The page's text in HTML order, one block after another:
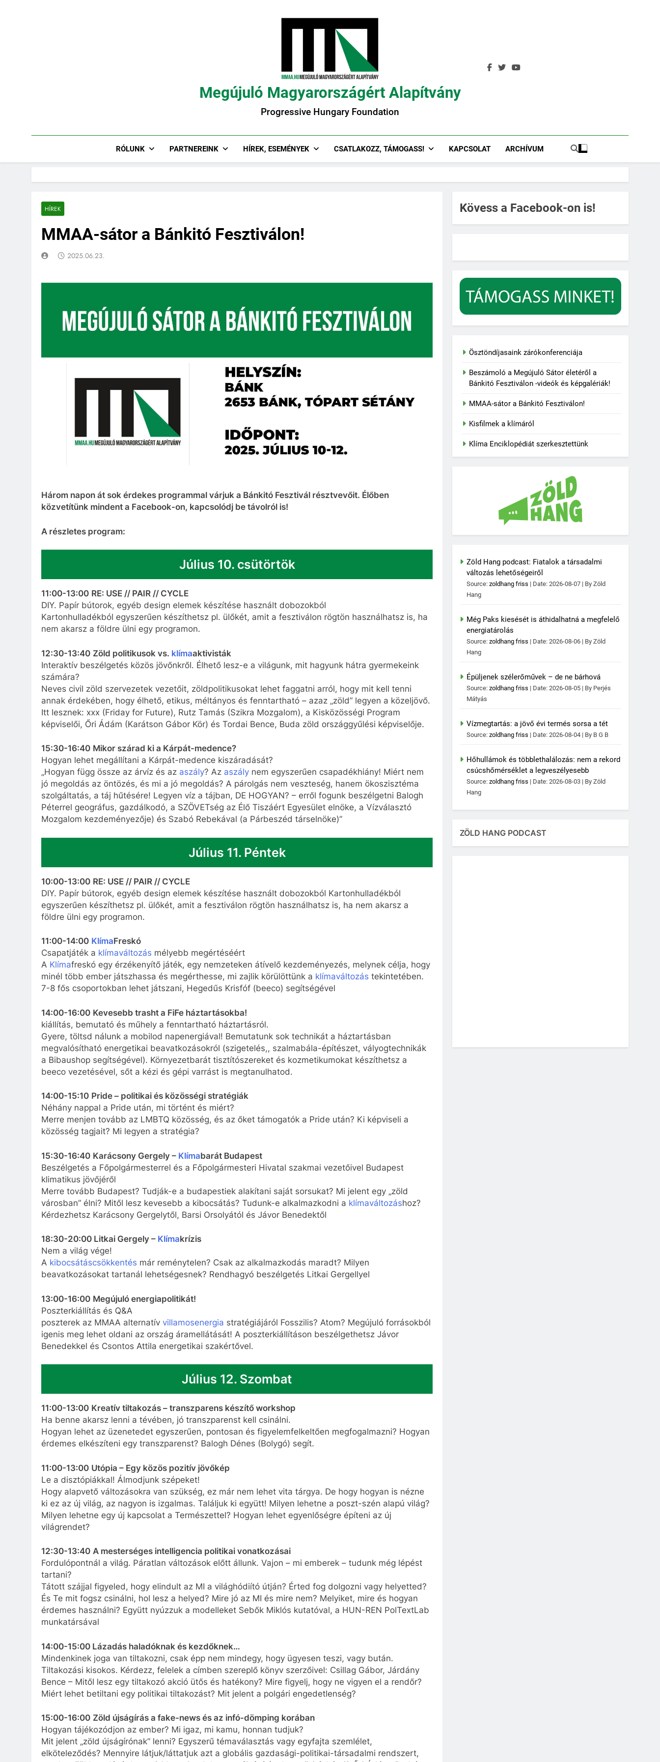
Megújuló Magyarországért Alapítvány
Progressive Hungary Foundation
RÓLUNK PARTNEREINK HÍREK, ESEMÉNYEK CSATLAKOZZ, TÁMOGASS! KAPCSOLAT ARCHÍVUM
HÍREK
MMAA-sátor a Bánkitó Fesztiválon!
2025.06.23.
Három napon át sok érdekes programmal várjuk a Bánkitó Fesztivál résztvevőit. Élőben
közvetítünk mindent a Facebook-on, kapcsolódj be távolról is!
A részletes program:
Július 10. csütörtök
11:00-13:00 RE: USE // PAIR // CYCLE
DIY. Papír bútorok, egyéb design elemek készítése használt dobozokból
Kartonhulladékból egyszerűen készíthetsz pl. ülőkét, amit a fesztiválon rögtön használhatsz is, ha
nem akarsz a földre ülni egy programon.
12:30-13:40 Zöld politikusok vs. klímaaktivisták
Interaktív beszélgetés közös jövőnkről. Élhető lesz-e a világunk, mit hagyunk hátra gyermekeink
számára?
Neves civil zöld szervezetek vezetőit, zöldpolitikusokat lehet faggatni arról, hogy mit kell tenni
annak érdekében, hogy élhető, etikus, méltányos és fenntartható – azaz „zöld” legyen a közeljövő.
Itt lesznek: xxx (Friday for Future), Rutz Tamás (Szikra Mozgalom), a Kisközösségi Program
képviselői, Őri Ádám (Karátson Gábor Kör) és Tordai Bence, Buda zöld országgyűlési képviselője.
15:30-16:40 Mikor szárad ki a Kárpát-medence?
Hogyan lehet megállítani a Kárpát-medence kiszáradását?
„Hogyan függ össze az árvíz és az aszály? Az aszály nem egyszerűen csapadékhiány! Miért nem
jó megoldás az öntözés, és mi a jó megoldás? A párolgás nem veszteség, hanem ökoszisztéma
szolgáltatás, a táj hűtésére! Legyen víz a tájban, DE HOGYAN? – erről fogunk beszélgetni Balogh
Péterrel geográfus, gazdálkodó, a SZÖVETség az Élő Tiszáért Egyesület elnöke, a Vízválasztó
Mozgalom kezdeményezője) és Szabó Rebekával (a Párbeszéd társelnöke)”
Július 11. Péntek
10:00-13:00 RE: USE // PAIR // CYCLE
DIY. Papír bútorok, egyéb design elemek készítése használt dobozokból Kartonhulladékból
egyszerűen készíthetsz pl. ülőkét, amit a fesztiválon rögtön használhatsz is, ha nem akarsz a
földre ülni egy programon.
11:00-14:00 KlímaFreskó
Csapatjáték a klímaváltozás mélyebb megértéséért
A Klímafreskó egy érzékenyítő játék, egy nemzeteken átívelő kezdeményezés, melynek célja, hogy
minél több ember játszhassa és megérthesse, mi zajlik körülöttünk a klímaváltozás tekintetében.
7-8 fős csoportokban lehet játszani, Hegedűs Krisfóf (beeco) segítségével
14:00-16:00 Kevesebb trasht a FiFe háztartásokba!
kiállítás, bemutató és műhely a fenntartható háztartásról.
Gyere, töltsd nálunk a mobilod napenergiával! Bemutatunk sok technikát a háztartásban
megvalósítható energetikai beavatkozásokról (szigetelés,, szalmabála-építészet, vályogtechnikák
a Bibaushop segítségével). Környezetbarát tisztítószereket és kozmetikumokat készíthetsz a
beeco vezetésével, sőt a kézi és gépi varrást is megtanulhatod.
14:00-15:10 Pride – politikai és közösségi stratégiák
Néhány nappal a Pride után, mi történt és miért?
Merre menjen tovább az LMBTQ közösség, és az őket támogatók a Pride után? Ki képviseli a
közösség tagjait? Mi legyen a stratégia?
15:30-16:40 Karácsony Gergely – Klímabarát Budapest
Beszélgetés a Főpolgármesterrel és a Főpolgármesteri Hivatal szakmai vezetőivel Budapest
klimatikus jövőjéről
Merre tovább Budapest? Tudják-e a budapestiek alakítani saját sorsukat? Mi jelent egy „zöld
városban” élni? Mitől lesz kevesebb a kibocsátás? Tudunk-e alkalmazkodni a klímaváltozáshoz?
Kérdezhetsz Karácsony Gergelytől, Barsi Orsolyától és Jávor Benedektől
18:30-20:00 Litkai Gergely – Klímakrízis
Nem a világ vége!
A kibocsátáscsökkentés már reménytelen? Csak az alkalmazkodás maradt? Milyen
beavatkozásokat tartanál lehetségesnek? Rendhagyó beszélgetés Litkai Gergellyel
13:00-16:00 Megújuló energiapolitikát!
Poszterkiállítás és Q&A
poszterek az MMAA alternatív villamosenergia stratégiájáról Fosszilis? Atom? Megújuló forrásokból
igenis meg lehet oldani az ország áramellátását! A poszterkiállításon beszélgethetsz Jávor
Benedekkel és Csontos Attila energetikai szakértővel.
Július 12. Szombat
11:00-13:00 Kreatív tiltakozás – transzparens készítő workshop
Ha benne akarsz lenni a tévében, jó transzparenst kell csinálni.
Hogyan lehet az üzenetedet egyszerűen, pontosan és figyelemfelkeltően megfogalmazni? Hogyan
érdemes elkészíteni egy transzparenst? Balogh Dénes (Bolygó) segít.
11:00-13:00 Utópia – Egy közös pozitív jövőkép
Le a disztópiákkal! Álmodjunk szépeket!
Hogy alapvető változásokra van szükség, ez már nem lehet vita tárgya. De hogy hogyan is nézne
ki ez az új világ, az nagyon is izgalmas. Találjuk ki együtt! Milyen lehetne a poszt-szén alapú világ?
Milyen lehetne egy új kapcsolat a Természettel? Hogyan lehet egyenlőségre építeni az új
világrendet?
12:30-13:40 A mesterséges intelligencia politikai vonatkozásai
Fordulópontnál a világ. Páratlan változások előtt állunk. Vajon – mi emberek – tudunk még lépést
tartani?
Tátott szájjal figyeled, hogy elindult az MI a világhódiító útján? Érted fog dolgozni vagy helyetted?
És Te mit fogsz csinálni, hol lesz a helyed? Mire jó az MI és mire nem? Melyiket, mire és hogyan
érdemes használni? Együtt nyúzzuk a modelleket Sebők Miklós kutatóval, a HUN-REN PolTextLab
munkatársával
14:00-15:00 Lázadás haladóknak és kezdőknek…
Mindenkinek joga van tiltakozni, csak épp nem mindegy, hogy ügyesen teszi, vagy bután.
Tiltakozási kisokos. Kérdezz, felelek a címben szereplő könyv szerzőivel: Csillag Gábor, Járdány
Bence – Mitől lesz egy tiltakozó akció ütős és hatékony? Mire figyelj, hogy ne vigyen el a rendőr?
Miért lehet betiltani egy politikai tiltakozást? Mit jelent a polgári engedetlenség?
15:00-16:00 Zöld újságírás a fake-news és az infó-dömping korában
Hogyan tájékozódjon az ember? Mi igaz, mi kamu, honnan tudjuk?
Mit jelent „zöld újságírónak” lenni? Egyszerű témaválasztás vagy egyfajta szemlélet,
elköteleződés? Mennyire látjuk/láttatjuk azt a globális gazdasági-politikai-társadalmi rendszert,
Kövess a Facebook-on is!
Ösztöndíjasaink zárókonferenciája
Beszámoló a Megújuló Sátor életéről a
Bánkitó Fesztiválon -videók és képgalériák!
MMAA-sátor a Bánkitó Fesztiválon!
Kisfilmek a klímáról
Klíma Enciklopédiát szerkesztettünk
Zöld Hang podcast: Fiatalok a társadalmi
változás lehetőségeiről
Source:zoldhang friss Date: 2026-08-07
By Zöld
Hang
Még Paks kiesését is áthidalhatná a megfelelő
energiatárolás
Source:zoldhang friss Date: 2026-08-06
By Zöld
Hang
Épüljenek szélerőművek – de ne bárhová
Source:zoldhang friss Date: 2026-08-05
By Perjés
Mátyás
Vízmegtartás: a jövő évi termés sorsa a tét
Source:zoldhang friss Date: 2026-08-04 By B G B
Hőhullámok és többlethalálozás: nem a rekord
csúcshőmérséklet a legveszélyesebb
Source:zoldhang friss Date: 2026-08-03
By Zöld
Hang
ZÖLD HANG PODCAST